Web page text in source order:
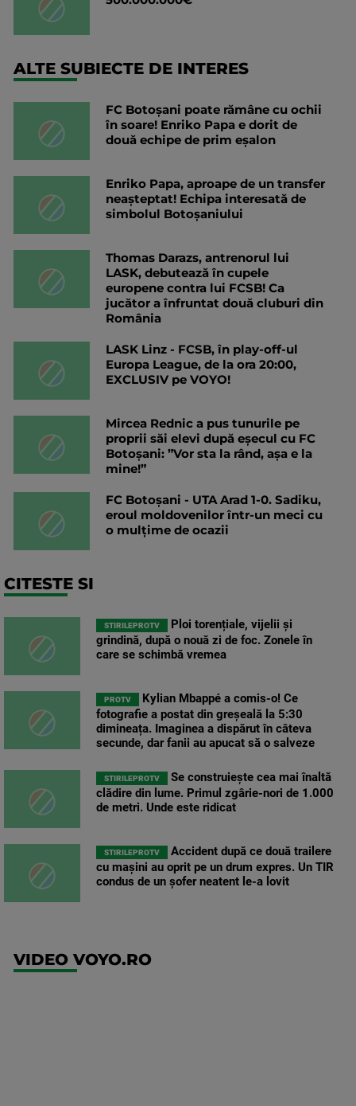
ALTE SUBIECTE DE INTERES
FC Botoșani poate rămâne cu ochii
în soare! Enriko Papa e dorit de
două echipe de prim eșalon
Enriko Papa, aproape de un transfer
neașteptat! Echipa interesată de
simbolul Botoșaniului
Thomas Darazs, antrenorul lui
LASK, debutează în cupele
europene contra lui FCSB! Ca
jucător a înfruntat două cluburi din
România
LASK Linz - FCSB, în play-off-ul
Europa League, de la ora 20:00,
EXCLUSIV pe VOYO!
Mircea Rednic a pus tunurile pe
proprii săi elevi după eșecul cu FC
Botoșani: ”Vor sta la rând, așa e la
mine!”
FC Botoșani - UTA Arad 1-0. Sadiku,
eroul moldovenilor într-un meci cu
o mulțime de ocazii
CITESTE SI
STIRILEPROTV
Ploi torențiale, vijelii și
grindină, după o nouă zi de foc. Zonele în
care se schimbă vremea
PROTV
Kylian Mbappé a comis-o! Ce
fotografie a postat din greșeală la 5:30
dimineața. Imaginea a dispărut în câteva
secunde, dar fanii au apucat să o salveze
STIRILEPROTV
Se construiește cea mai înaltă
clădire din lume. Primul zgârie-nori de 1.000
de metri. Unde este ridicat
STIRILEPROTV
Accident după ce două trailere
cu mașini au oprit pe un drum expres. Un TIR
condus de un șofer neatent le-a lovit
VIDEO VOYO.RO